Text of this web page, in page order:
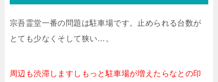
宗吾霊堂一番の問題は駐車場です。止められる台数が
とても少なくそして狭い…。
周辺も渋滞しますしもっと駐車場が増えたらなとの印